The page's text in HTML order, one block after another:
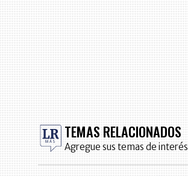
TEMAS RELACIONADOS
Agregue sus temas de interés